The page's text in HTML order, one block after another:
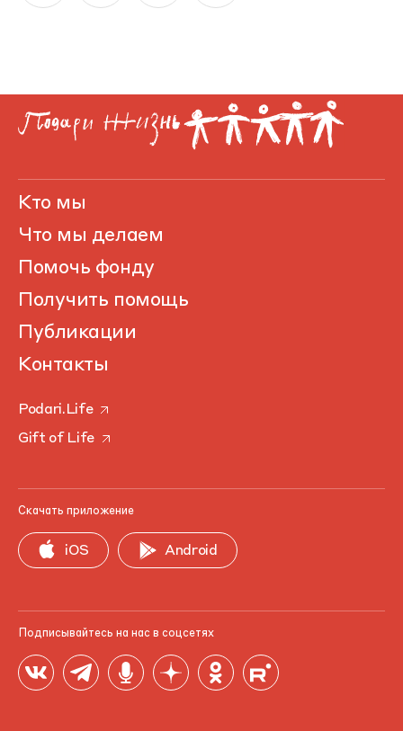
Кто мы
Что мы делаем
Помочь фонду
Получить помощь
Публикации
Контакты
Podari.Life
Gift of Life
Скачать приложение
iOS Android
Подписывайтесь на нас в соцсетях